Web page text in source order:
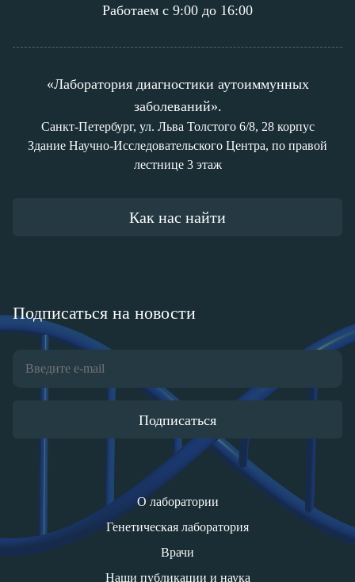
Работаем с 9:00 до 16:00
«Лаборатория диагностики аутоиммунных
заболеваний».
Санкт-Петербург, ул. Льва Толстого 6/8, 28 корпус
Здание Научно-Исследовательского Центра, по правой
лестнице 3 этаж
Как нас найти
Подписаться на новости
Подписаться
О лаборатории
Генетическая лаборатория
Врачи
Наши публикации и наука